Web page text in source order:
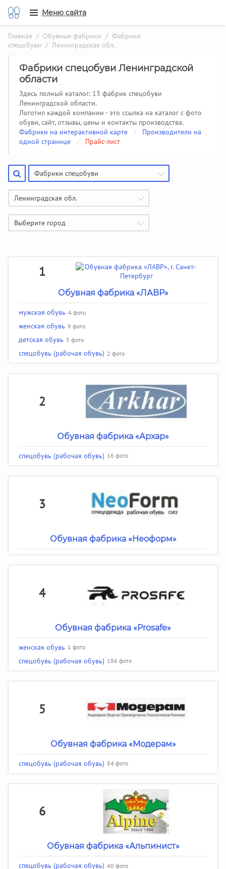
Меню сайта
Главная / Обувные фабрики / Фабрики
спецобуви / Ленинградская обл.
Фабрики спецобуви Ленинградской
области
Здесь полный каталог: 13 фабрик спецобуви
Ленинградской области.
Логотип каждой компании - это ссылка на каталог с фото
обуви, сайт, отзывы, цены и контакты производства.
Фабрики на интерактивной карте
/
Производители на
одной странице
/ Прайс-лист
Фабрики спецобуви
Ленинградская обл.
Выберите город
1
Обувная фабрика «ЛАВР»
мужская обувь 4 фото
женская обувь 9 фото
детская обувь 5 фото
спецобувь (рабочая обувь) 2 фото
2
Обувная фабрика «Архар»
спецобувь (рабочая обувь) 16 фото
3
Обувная фабрика «Неоформ»
4
Обувная фабрика «Prosafe»
женская обувь 1 фото
спецобувь (рабочая обувь) 186 фото
5
Обувная фабрика «Модерам»
спецобувь (рабочая обувь) 84 фото
6
Обувная фабрика «Альпинист»
спецобувь (рабочая обувь) 40 фото